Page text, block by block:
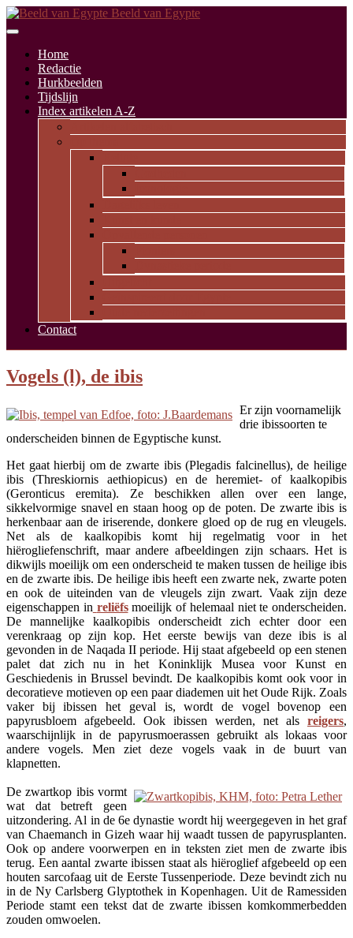
Beeld van Egypte
Home
Redactie
Hurkbeelden
Tijdslijn
Index artikelen A-Z
Contact
Vogels (l), de ibis
Er zijn voornamelijk
drie ibissoorten te
onderscheiden binnen de Egyptische kunst.
Het gaat hierbij om de zwarte ibis (Plegadis falcinellus), de heilige
ibis (Threskiornis aethiopicus) en de heremiet- of kaalkopibis
(Geronticus eremita). Ze beschikken allen over een lange,
sikkelvormige snavel en staan hoog op de poten. De zwarte ibis is
herkenbaar aan de iriserende, donkere gloed op de rug en vleugels.
Net als de kaalkopibis komt hij regelmatig voor in het
hiërogliefenschrift, maar andere afbeeldingen zijn schaars. Het is
dikwijls moeilijk om een onderscheid te maken tussen de heilige ibis
en de zwarte ibis. De heilige ibis heeft een zwarte nek, zwarte poten
en ook de uiteinden van de vleugels zijn zwart. Vaak zijn deze
eigenschappen in reliëfsmoeilijk of helemaal niet te onderscheiden.
De mannelijke kaalkopibis onderscheidt zich echter door een
verenkraag op zijn kop. Het eerste bewijs van deze ibis is al
gevonden in de Naqada II periode. Hij staat afgebeeld op een stenen
palet dat zich nu in het Koninklijk Musea voor Kunst en
Geschiedenis in Brussel bevindt. De kaalkopibis komt ook voor in
decoratieve motieven op een paar diademen uit het Oude Rijk. Zoals
vaker bij ibissen het geval is, wordt de vogel bovenop een
papyrusbloem afgebeeld. Ook ibissen werden, net als reigers,
waarschijnlijk in de papyrusmoerassen gebruikt als lokaas voor
andere vogels. Men ziet deze vogels vaak in de buurt van
klapnetten.
De zwartkop ibis vormt
wat dat betreft geen
uitzondering. Al in de 6e dynastie wordt hij weergegeven in het graf
van Chaemanch in Gizeh waar hij waadt tussen de papyrusplanten.
Ook op andere voorwerpen en in teksten ziet men de zwarte ibis
terug. Een aantal zwarte ibissen staat als hiëroglief afgebeeld op een
houten sarcofaag uit de Eerste Tussenperiode. Deze bevindt zich nu
in de Ny Carlsberg Glyptothek in Kopenhagen. Uit de Ramessiden
Periode stamt een tekst dat de zwarte ibissen komkommerbedden
zouden omwoelen.